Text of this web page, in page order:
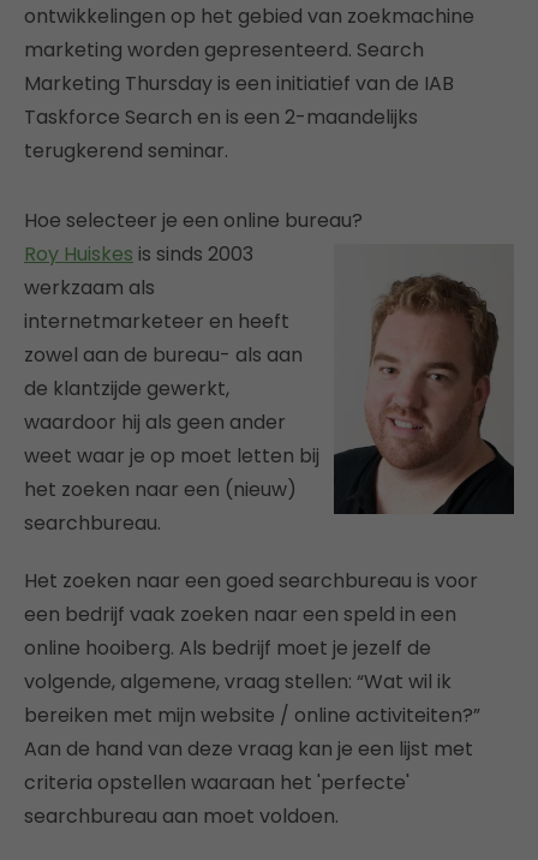
ontwikkelingen op het gebied van zoekmachine
marketing worden gepresenteerd. Search
Marketing Thursday is een initiatief van de IAB
Taskforce Search en is een 2-maandelijks
terugkerend seminar.
Hoe selecteer je een online bureau?
Roy Huiskes is sinds 2003
werkzaam als
internetmarketeer en heeft
zowel aan de bureau- als aan
de klantzijde gewerkt,
waardoor hij als geen ander
weet waar je op moet letten bij
het zoeken naar een (nieuw)
searchbureau.
Het zoeken naar een goed searchbureau is voor
een bedrijf vaak zoeken naar een speld in een
online hooiberg. Als bedrijf moet je jezelf de
volgende, algemene, vraag stellen: “Wat wil ik
bereiken met mijn website / online activiteiten?”
Aan de hand van deze vraag kan je een lijst met
criteria opstellen waaraan het 'perfecte'
searchbureau aan moet voldoen.